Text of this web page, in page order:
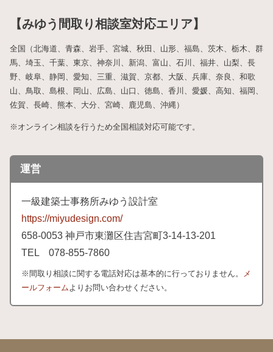
【みゆう間取り相談室対応エリア】
全国（北海道、青森、岩手、宮城、秋田、山形、福島、茨木、栃木、群
馬、埼玉、千葉、東京、神奈川、新潟、富山、石川、福井、山梨、長
野、岐阜、静岡、愛知、三重、滋賀、京都、大阪、兵庫、奈良、和歌
山、鳥取、島根、岡山、広島、山口、徳島、香川、愛媛、高知、福岡、
佐賀、長崎、熊本、大分、宮崎、鹿児島、沖縄）
※オンライン相談を行うため全国相談対応可能です。
運営
一級建築士事務所みゆう設計室
https://miyudesign.com/
658-0053 神戸市東灘区住吉宮町3-14-13-201
TEL 078-855-7860
※間取り相談に関する電話対応は基本的に行っておりません。
メ
ールフォーム よりお問い合わせください。